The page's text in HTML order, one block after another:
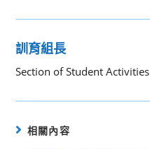
訓育組長
Section of Student Activities
相關內容